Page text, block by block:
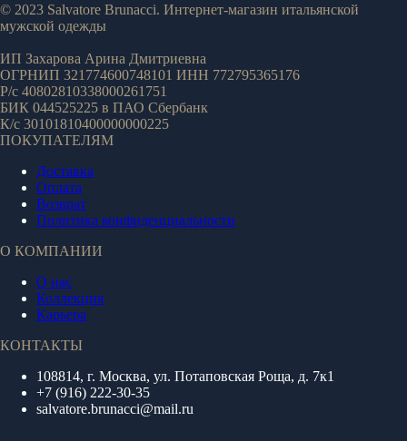
© 2023 Salvatore Brunacci. Интернет-магазин итальянской
мужской одежды
ИП Захарова Арина Дмитриевна
ОГРНИП 321774600748101 ИНН 772795365176
Р/с 40802810338000261751
БИК 044525225 в ПАО Сбербанк
К/с 30101810400000000225
ПОКУПАТЕЛЯМ
Доставка
Оплата
Возврат
Политика конфиденциальности
О КОМПАНИИ
О нас
Коллекция
Карьера
КОНТАКТЫ
108814, г. Москва, ул. Потаповская Роща, д. 7к1
+7 (916) 222-30-35
salvatore.brunacci@mail.ru